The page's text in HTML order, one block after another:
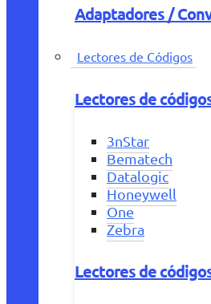
Adaptadores /
Lectores de Códigos
Lectores de
3nStar
Bematech
Datalogic
Honeywell
One
Zebra
Lectores de